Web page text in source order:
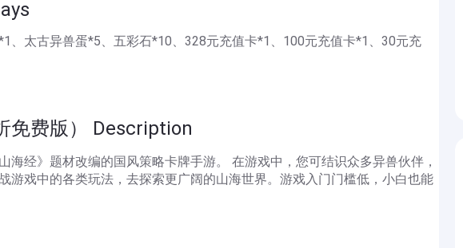
、太古异兽蛋*5、五彩石*10、328元充值卡*1、100元充值卡*1、30元充
免费版） Description
海经》题材改编的国风策略卡牌手游。 在游戏中，您可结识众多异兽伙伴，
游戏中的各类玩法，去探索更广阔的山海世界。游戏入门门槛低，小白也能